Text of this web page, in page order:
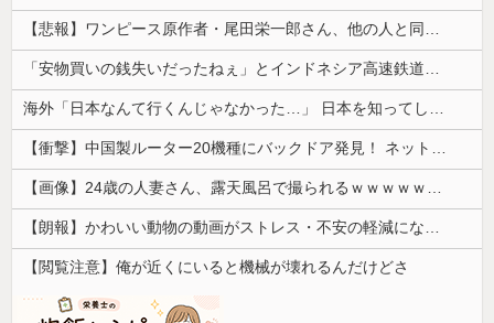
【悲報】ワンピース原作者・尾田栄一郎さん、他の人と同じ「漫画家」という肩書きに不満
「安物買いの銭失いだったねぇ」とインドネシア高速鉄道の最終処分に日本側騒然、国家予算は使わないというと何が財源なんだ？
海外「日本なんて行くんじゃなかった…」 日本を知ってしまったディズニー信者、帰国後『本家』に失望する事態に
【衝撃】中国製ルーター20機種にバックドア発見！ ネットに繋ぐだけで35秒ごとに中国のサーバーと通信
【画像】24歳の人妻さん、露天風呂で撮られるｗｗｗｗｗｗｗｗｗｗｗｗｗｗｗｗｗ
【朗報】かわいい動物の動画がストレス・不安の軽減になる可能性。英大学の研究で実証
【閲覧注意】俺が近くにいると機械が壊れるんだけどさ